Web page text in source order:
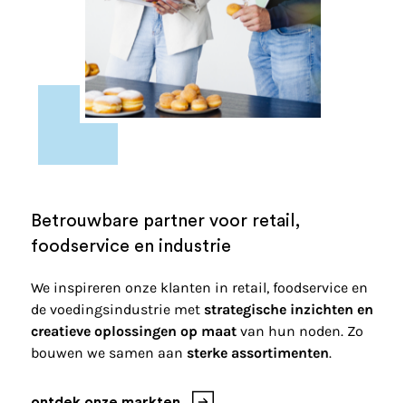
Betrouwbare partner voor retail,
foodservice en industrie
We inspireren onze klanten in retail, foodservice en
de voedingsindustrie met strategische inzichten en
creatieve oplossingen op maat van hun noden. Zo
bouwen we samen aan sterke assortimenten.